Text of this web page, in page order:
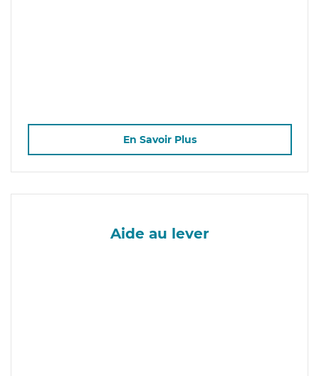
En Savoir Plus
Aide au lever